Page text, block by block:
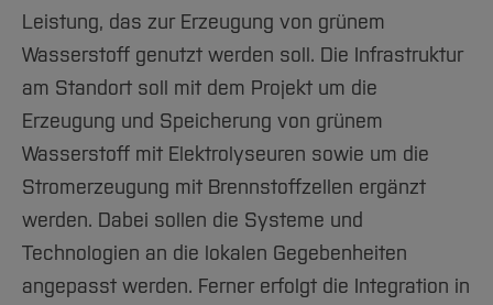
Leistung, das zur Erzeugung von grünem
Wasserstoff genutzt werden soll. Die Infrastruktur
am Standort soll mit dem Projekt um die
Erzeugung und Speicherung von grünem
Wasserstoff mit Elektrolyseuren sowie um die
Stromerzeugung mit Brennstoffzellen ergänzt
werden. Dabei sollen die Systeme und
Technologien an die lokalen Gegebenheiten
angepasst werden. Ferner erfolgt die Integration in